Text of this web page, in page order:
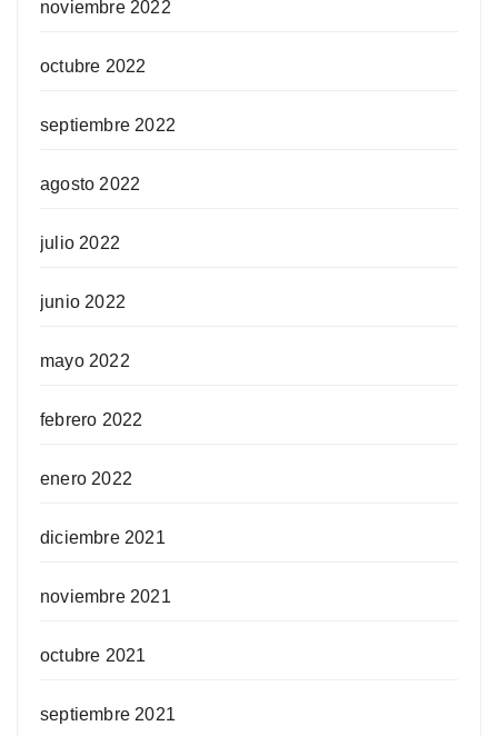
noviembre 2022
octubre 2022
septiembre 2022
agosto 2022
julio 2022
junio 2022
mayo 2022
febrero 2022
enero 2022
diciembre 2021
noviembre 2021
octubre 2021
septiembre 2021